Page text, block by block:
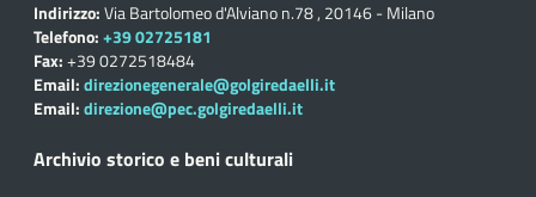
Indirizzo:Via Bartolomeo d'Alviano n.78 , 20146 - Milano
Telefono:+39 02725181
Fax:+39 0272518484
Email:direzionegenerale@golgiredaelli.it
Email:direzione@pec.golgiredaelli.it
Archivio storico e beni culturali